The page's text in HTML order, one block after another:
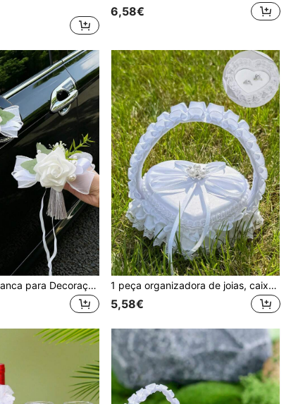
6,58€
Flor de Rosa Branca para Decoração de Espelho Retrovisor de Carro de Casamento, com Laço de Gaze, Pérolas, Borlas e Folhas Verdes, Adequada para Espelho Retrovisor e Encosto de Assento de Carro de Casamento 1 peça organizadora de joias, caixa de joias para mulheres, anel de proposta de aniversário de feriado, florista, caixa de armazenamento de alianças de casamento, presente de aniversário de casamento para namorada e esposa (não inclui anel)
5,58€